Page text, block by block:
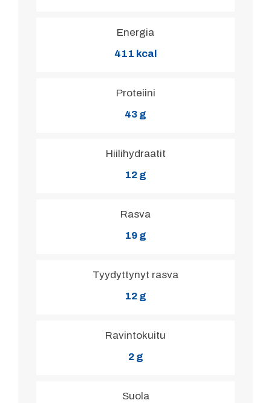
Energia
411 kcal
Proteiini
43 g
Hiilihydraatit
12 g
Rasva
19 g
Tyydyttynyt rasva
12 g
Ravintokuitu
2 g
Suola